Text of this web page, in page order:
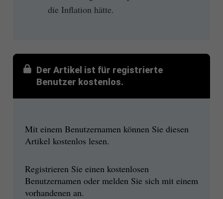
die Inflation hätte.
Der Artikel ist für registrierte
Benutzer kostenlos.
Mit einem Benutzernamen können Sie diesen
Artikel kostenlos lesen.
Registrieren Sie einen kostenlosen
Benutzernamen oder melden Sie sich mit einem
vorhandenen an.